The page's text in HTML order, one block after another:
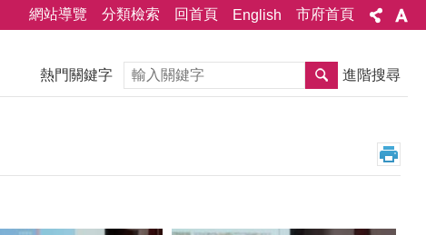
網站導覽 分類檢索 回首頁 English 市府首頁
熱門關鍵字 搜尋 進階搜尋